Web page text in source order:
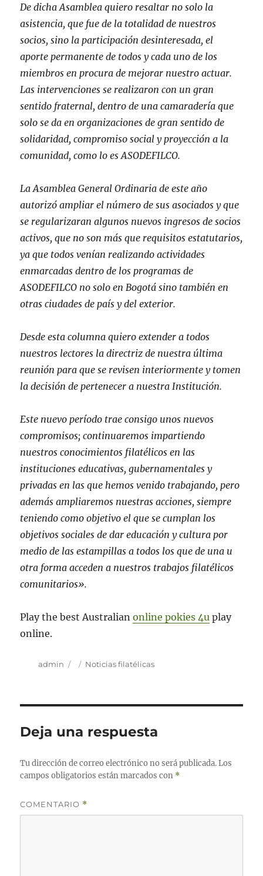
De dicha Asamblea quiero resaltar no solo la
asistencia, que fue de la totalidad de nuestros
socios, sino la participación desinteresada, el
aporte permanente de todos y cada uno de los
miembros en procura de mejorar nuestro actuar.
Las intervenciones se realizaron con un gran
sentido fraternal, dentro de una camaradería que
solo se da en organizaciones de gran sentido de
solidaridad, compromiso social y proyección a la
comunidad, como lo es ASODEFILCO.
La Asamblea General Ordinaria de este año
autorizó ampliar el número de sus asociados y que
se regularizaran algunos nuevos ingresos de socios
activos, que no son más que requisitos estatutarios,
ya que todos venían realizando actividades
enmarcadas dentro de los programas de
ASODEFILCO no solo en Bogotá sino también en
otras ciudades de país y del exterior.
Desde esta columna quiero extender a todos
nuestros lectores la directriz de nuestra última
reunión para que se revisen interiormente y tomen
la decisión de pertenecer a nuestra Institución.
Este nuevo período trae consigo unos nuevos
compromisos; continuaremos impartiendo
nuestros conocimientos filatélicos en las
instituciones educativas, gubernamentales y
privadas en las que hemos venido trabajando, pero
además ampliaremos nuestras acciones, siempre
teniendo como objetivo el que se cumplan los
objetivos sociales de dar educación y cultura por
medio de las estampillas a todos los que de una u
otra forma acceden a nuestros trabajos filatélicos
comunitarios».
Play the best Australianonline pokies 4u play
online.
Autor
admin
Publicado
Categorías
Noticias filatélicas
Deja una respuesta
Tu dirección de correo electrónico no será publicada. Los
campos obligatorios están marcados con *
COMENTARIO *